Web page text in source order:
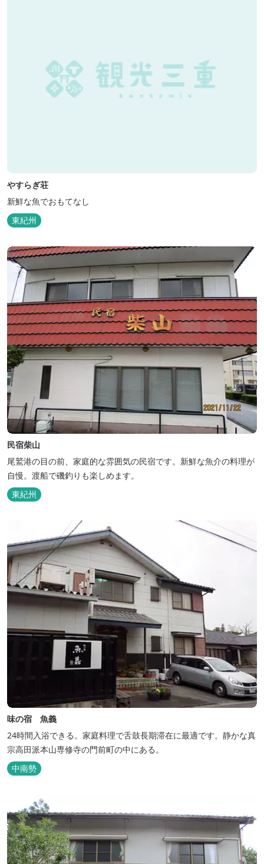
やすらぎ荘
新鮮な魚でおもてなし
東紀州
民宿柴山
尾鷲港の目の前、家庭的な雰囲気の民宿です。新鮮な魚介の料理が
自慢。渡船で磯釣りも楽しめます。
東紀州
味の宿 魚義
24時間入浴できる。家庭料理で舌鼓長期滞在に最適です。静かな真
宗高田派本山専修寺の門前町の中にある。
中南勢